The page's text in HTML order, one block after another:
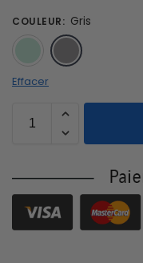
COULEUR: Gris
Effacer